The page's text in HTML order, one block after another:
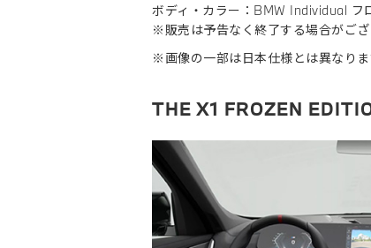
ボディ・カラー：BMW Individual フ
※販売は予告なく終了する場合がござ
※画像の一部は日本仕様とは異なりま
THE X1 FROZEN